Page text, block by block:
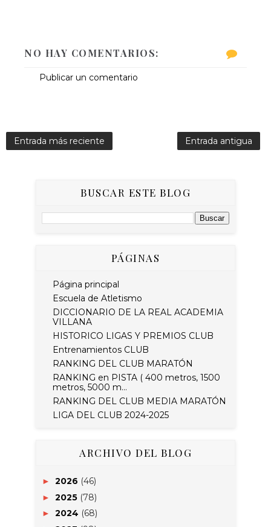
NO HAY COMENTARIOS:
Publicar un comentario
Entrada más reciente Entrada antigua
BUSCAR ESTE BLOG
PÁGINAS
Página principal
Escuela de Atletismo
DICCIONARIO DE LA REAL ACADEMIA
VILLANA
HISTORICO LIGAS Y PREMIOS CLUB
Entrenamientos CLUB
RANKING DEL CLUB MARATÓN
RANKING en PISTA ( 400 metros, 1500
metros, 5000 m...
RANKING DEL CLUB MEDIA MARATÓN
LIGA DEL CLUB 2024-2025
ARCHIVO DEL BLOG
► 2026 (46)
► 2025 (78)
► 2024 (68)